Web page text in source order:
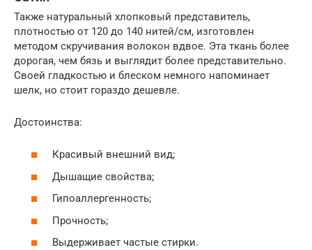
Также натуральный хлопковый представитель,
плотностью от 120 до 140 нитей/см, изготовлен
методом скручивания волокон вдвое. Эта ткань более
дорогая, чем бязь и выглядит более представительно.
Своей гладкостью и блеском немного напоминает
шелк, но стоит гораздо дешевле.
Достоинства:
Красивый внешний вид;
Дышащие свойства;
Гипоаллергенность;
Прочность;
Выдерживает частые стирки.